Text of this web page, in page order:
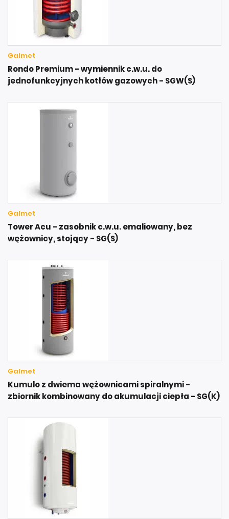
Galmet
Rondo Premium - wymiennik c.w.u. do
jednofunkcyjnych kotłów gazowych - SGW(S)
Galmet
Tower Acu - zasobnik c.w.u. emaliowany, bez
wężownicy, stojący - SG(S)
Galmet
Kumulo z dwiema wężownicami spiralnymi -
zbiornik kombinowany do akumulacji ciepła - SG(K)